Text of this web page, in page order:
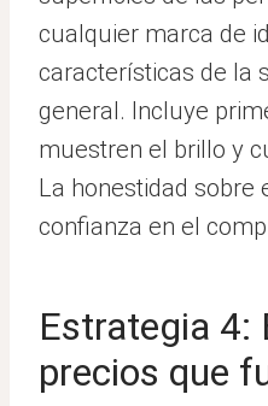
cualquier marca de
características de la
general. Incluye
muestren el brillo y
La honestidad sobre
confianza en el
Estrategia 4:
precios que